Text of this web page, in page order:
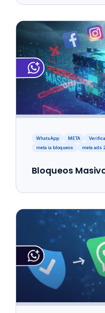
WhatsApp META
meta ia bloqueos
meta ads
Bloqueos